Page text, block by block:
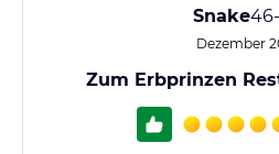
Snake
Dezember
Zum Erbprinzen